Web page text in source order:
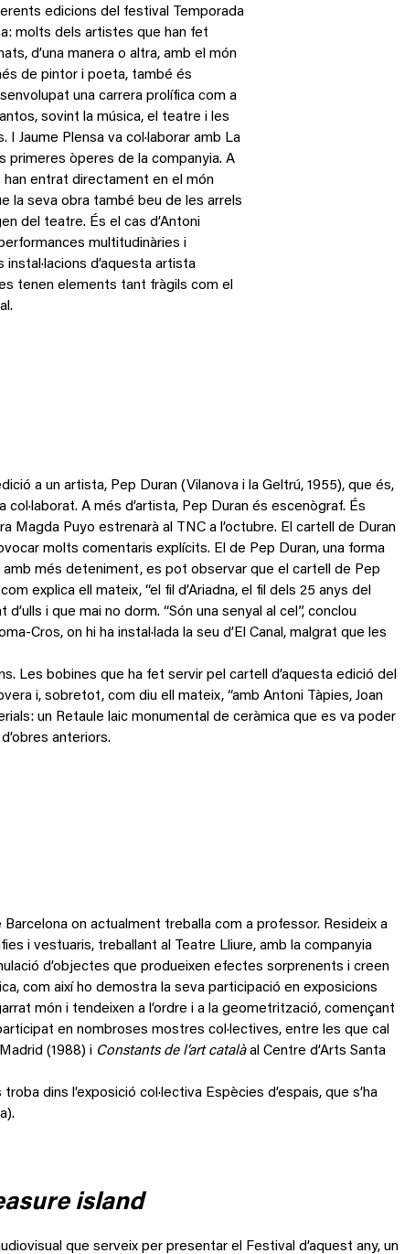
edicions del festival Temporada
molts dels artistes que han fet
d’una manera o altra, amb el món
de pintor i poeta, també és
una carrera prolífica com a
sovint la música, el teatre i les
Jaume Plensa va col·laborar amb La
primeres òperes de la companyia. A
entrat directament en el món
la seva obra també beu de les arrels
del teatre. És el cas d’Antoni
multitudinàries i
instal·lacions d’aquesta artista
tenen elements tant fràgils com el
a un artista, Pep Duran (Vilanova i la Geltrú, 1955), que és,
A més d’artista, Pep Duran és escenògraf. És
Magda Puyo estrenarà al TNC a l’octubre. El cartell de Duran
molts comentaris explícits. El de Pep Duran, una forma
més deteniment, es pot observar que el cartell de Pep
explica ell mateix, “el fil d’Ariadna, el fil dels 25 anys del
i que mai no dorm. “Són una senyal al cel”, conclou
Cros, on hi ha instal·lada la seu d’El Canal, malgrat que les
Les bobines que ha fet servir pel cartell d’aquesta edició del
i, sobretot, com diu ell mateix, “amb Antoni Tàpies, Joan
un Retaule laic monumental de ceràmica que es va poder
anteriors.
on actualment treballa com a professor. Resideix a
i vestuaris, treballant al Teatre Lliure, amb la companyia
d’objectes que produeixen efectes sorprenents i creen
com així ho demostra la seva participació en exposicions
món i tendeixen a l’ordre i a la geometrització, començant
en nombroses mostres col·lectives, entre les que cal
(1988) i Constants de l’art catalàal Centre d’Arts Santa
dins l’exposició col·lectiva Espècies d’espais, que s’ha
island
que serveix per presentar el Festival d’aquest any, un